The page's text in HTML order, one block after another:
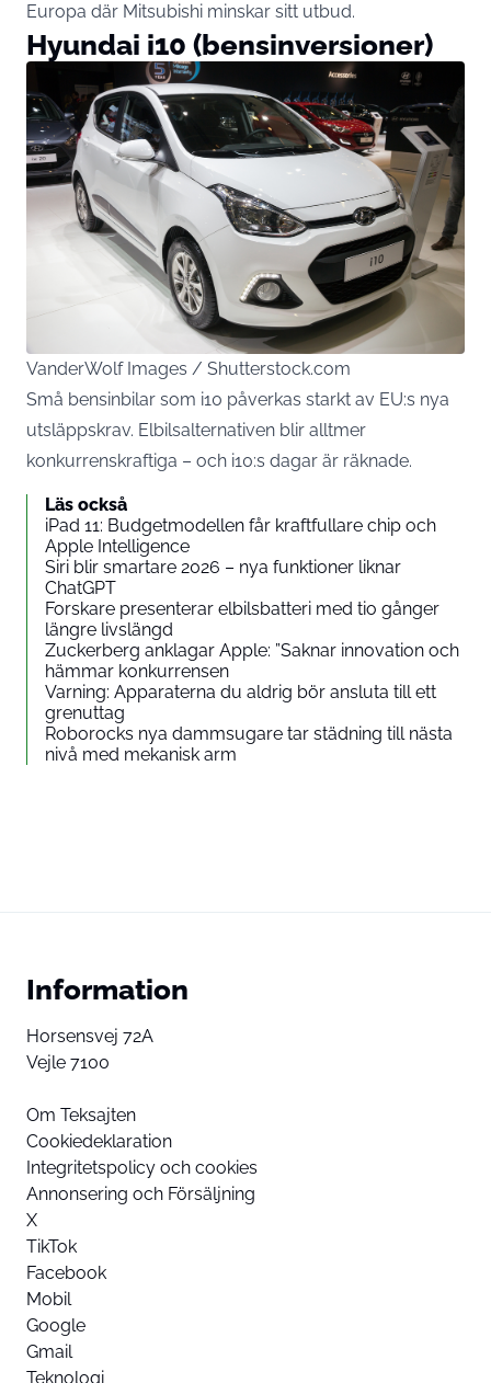
Europa där Mitsubishi minskar sitt utbud.
Hyundai i10 (bensinversioner)
VanderWolf Images / Shutterstock.com
Små bensinbilar som i10 påverkas starkt av EU:s nya
utsläppskrav. Elbilsalternativen blir alltmer
konkurrenskraftiga – och i10:s dagar är räknade.
Läs också
iPad 11: Budgetmodellen får kraftfullare chip och
Apple Intelligence
Siri blir smartare 2026 – nya funktioner liknar
ChatGPT
Forskare presenterar elbilsbatteri med tio gånger
längre livslängd
Zuckerberg anklagar Apple: ”Saknar innovation och
hämmar konkurrensen
Varning: Apparaterna du aldrig bör ansluta till ett
grenuttag
Roborocks nya dammsugare tar städning till nästa
nivå med mekanisk arm
Information
Horsensvej 72A
Vejle 7100
Om Teksajten
Cookiedeklaration
Integritetspolicy och cookies
Annonsering och Försäljning
X
TikTok
Facebook
Mobil
Google
Gmail
Teknologi